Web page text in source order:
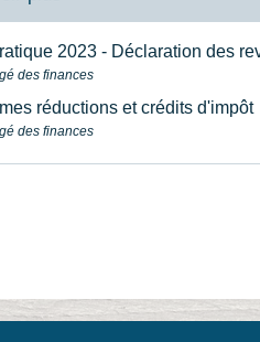
2023 - Déclaration des
des finances
réductions et crédits d'impôt
des finances